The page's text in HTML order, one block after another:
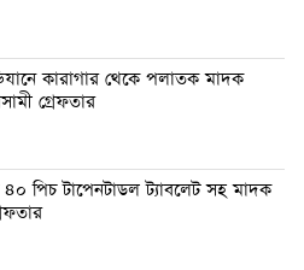
কারাগার থেকে পলাতক মাদক
গ্রেফতার
পিচ টাপেনটাডল ট্যাবলেট সহ মাদক